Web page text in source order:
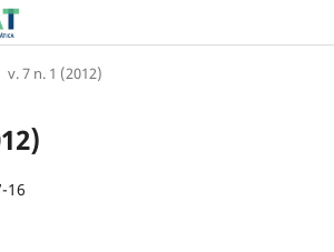
v. 7 n. 1 (2012)
16